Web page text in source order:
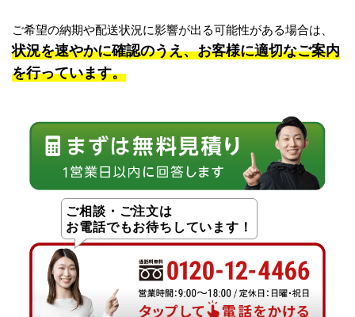
ご希望の納期や配送状況に影響が出る可能性がある場合は、
状況を速やかに確認のうえ、お客様に適切なご案内
を行っています。
ご相談・ご注文は
お電話でもお待ちしています！